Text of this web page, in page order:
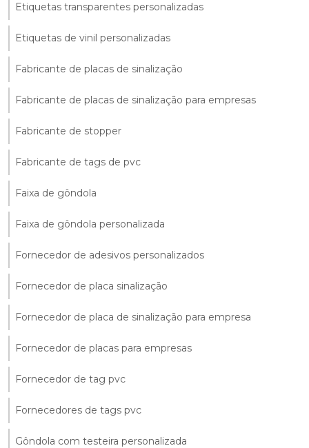
Etiquetas transparentes personalizadas
Etiquetas de vinil personalizadas
Fabricante de placas de sinalização
Fabricante de placas de sinalização para empresas
Fabricante de stopper
Fabricante de tags de pvc
Faixa de gôndola
Faixa de gôndola personalizada
Fornecedor de adesivos personalizados
Fornecedor de placa sinalização
Fornecedor de placa de sinalização para empresa
Fornecedor de placas para empresas
Fornecedor de tag pvc
Fornecedores de tags pvc
Gôndola com testeira personalizada